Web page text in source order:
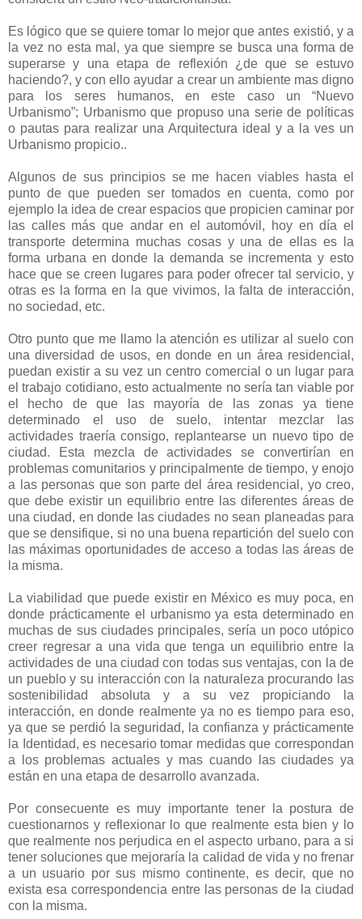
Es lógico que se quiere tomar lo mejor que antes existió, y a
la vez no esta mal, ya que siempre se busca una forma de
superarse y una etapa de reflexión ¿de que se estuvo
haciendo?, y con ello ayudar a crear un ambiente mas digno
para los seres humanos, en este caso un “Nuevo
Urbanismo”; Urbanismo que propuso una serie de políticas
o pautas para realizar una Arquitectura ideal y a la ves un
Urbanismo propicio..
Algunos de sus principios se me hacen viables hasta el
punto de que pueden ser tomados en cuenta, como por
ejemplo la idea de crear espacios que propicien caminar por
las calles más que andar en el automóvil, hoy en día el
transporte determina muchas cosas y una de ellas es la
forma urbana en donde la demanda se incrementa y esto
hace que se creen lugares para poder ofrecer tal servicio, y
otras es la forma en la que vivimos, la falta de interacción,
no sociedad, etc.
Otro punto que me llamo la atención es utilizar al suelo con
una diversidad de usos, en donde en un área residencial,
puedan existir a su vez un centro comercial o un lugar para
el trabajo cotidiano, esto actualmente no sería tan viable por
el hecho de que las mayoría de las zonas ya tiene
determinado el uso de suelo, intentar mezclar las
actividades traería consigo, replantearse un nuevo tipo de
ciudad. Esta mezcla de actividades se convertirían en
problemas comunitarios y principalmente de tiempo, y enojo
a las personas que son parte del área residencial, yo creo,
que debe existir un equilibrio entre las diferentes áreas de
una ciudad, en donde las ciudades no sean planeadas para
que se densifique, si no una buena repartición del suelo con
las máximas oportunidades de acceso a todas las áreas de
la misma.
La viabilidad que puede existir en México es muy poca, en
donde prácticamente el urbanismo ya esta determinado en
muchas de sus ciudades principales, sería un poco utópico
creer regresar a una vida que tenga un equilibrio entre la
actividades de una ciudad con todas sus ventajas, con la de
un pueblo y su interacción con la naturaleza procurando las
sostenibilidad absoluta y a su vez propiciando la
interacción, en donde realmente ya no es tiempo para eso,
ya que se perdió la seguridad, la confianza y prácticamente
la Identidad, es necesario tomar medidas que correspondan
a los problemas actuales y mas cuando las ciudades ya
están en una etapa de desarrollo avanzada.
Por consecuente es muy importante tener la postura de
cuestionarnos y reflexionar lo que realmente esta bien y lo
que realmente nos perjudica en el aspecto urbano, para a si
tener soluciones que mejoraría la calidad de vida y no frenar
a un usuario por sus mismo continente, es decir, que no
exista esa correspondencia entre las personas de la ciudad
con la misma.